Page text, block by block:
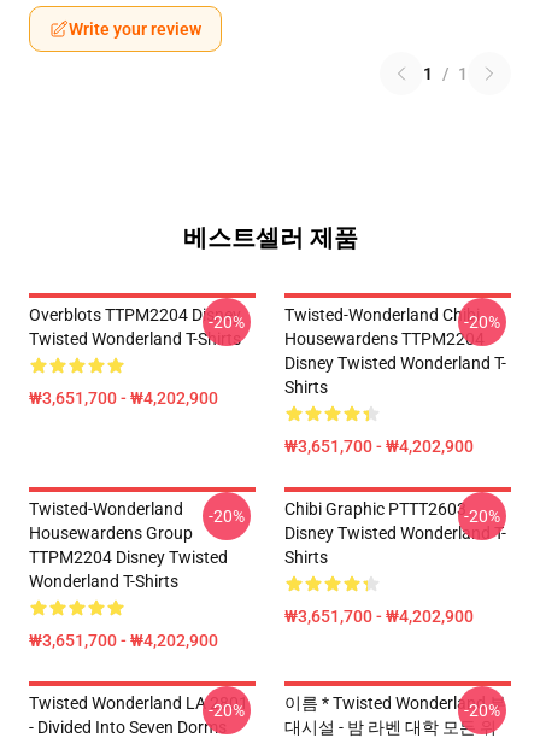
Write your review
1 / 1
베스트셀러 제품
Overblots TTPM2204 Disney
Twisted Wonderland T-Shirts
₩3,651,700 - ₩4,202,900
-20%
Twisted-Wonderland Chibi
Housewardens TTPM2204
Disney Twisted Wonderland T-
Shirts
₩3,651,700 - ₩4,202,900
-20%
Twisted-Wonderland
Housewardens Group
TTPM2204 Disney Twisted
Wonderland T-Shirts
₩3,651,700 - ₩4,202,900
-20%
Chibi Graphic PTTT2603
Disney Twisted Wonderland T-
Shirts
₩3,651,700 - ₩4,202,900
-20%
Twisted Wonderland LA 2801
- Divided Into Seven Dorms
-20%
이름 * Twisted Wonderland 부
대시설 - 밤 라벤 대학 모든 위
-20%